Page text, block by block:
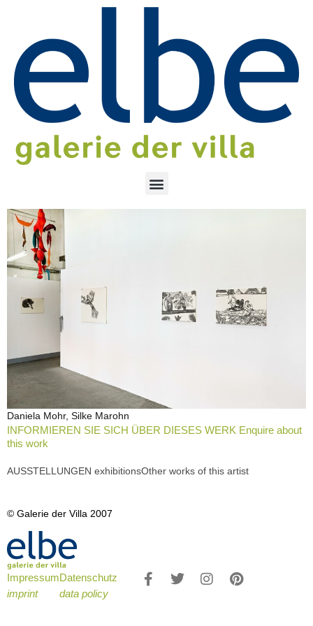
Daniela Mohr, Silke Marohn
INFORMIEREN SIE SICH ÜBER DIESES WERK Enquire about
this work
AUSSTELLUNGEN exhibitionsOther works of this artist
© Galerie der Villa 2007
Impressum
imprint
Datenschutz
data policy